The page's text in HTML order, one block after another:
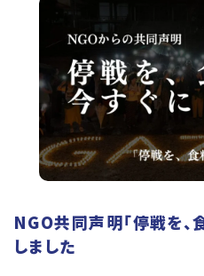
NGO共同声明「停戦を、
しました